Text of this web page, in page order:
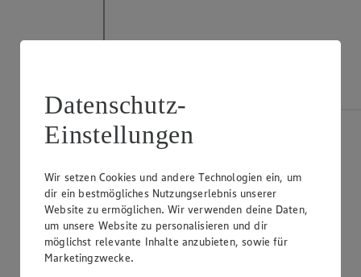
Möchtest du von YouTube bereitgestellte
externe Inhalte laden?
Einmalig erlauben
Für alle Videos erlauben
Datenschutz-Einstellungen
Alles mit den Händen rasch zu einem geschmeidigen Teig
verkneten und zu einer Kugel formen. Den Teig in Folie
einwickeln und ca. 30 Minuten im Kühlschrank kaltstellen.
Datenschutz-
Einstellungen
Wir setzen Cookies und andere Technologien ein, um
dir ein bestmögliches Nutzungserlebnis unserer
Website zu ermöglichen. Wir verwenden deine Daten,
um unsere Website zu personalisieren und dir
möglichst relevante Inhalte anzubieten, sowie für
Marketingzwecke.